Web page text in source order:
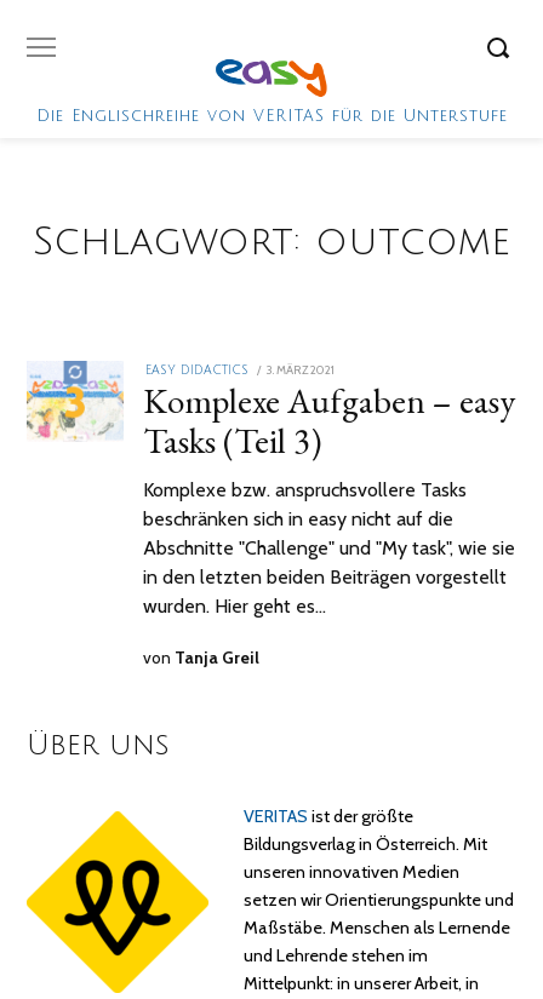
Die Englischreihe von VERITAS für die Unterstufe
Schlagwort: outcome
EASY DIDACTICS
POSTED
3. MÄRZ 2021
MÄRZ
2021
Komplexe Aufgaben – easy
Tasks (Teil 3)
Komplexe bzw. anspruchsvollere Tasks
beschränken sich in easy nicht auf die
Abschnitte "Challenge" und "My task", wie sie
in den letzten beiden Beiträgen vorgestellt
wurden. Hier geht es…
von Tanja Greil
Über uns
VERITAS ist der größte
Bildungsverlag in Österreich. Mit
unseren innovativen Medien
setzen wir Orientierungspunkte und
Maßstäbe. Menschen als Lernende
und Lehrende stehen im
Mittelpunkt: in unserer Arbeit, in